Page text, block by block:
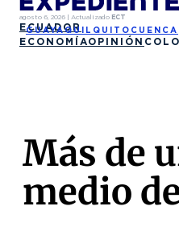
agosto 6, 2026 | Actualizado ECT
ECUADOR
GUAYAQUIL QUITO CUENCA
ECONOMÍAOPINIÓN
Más de
medio